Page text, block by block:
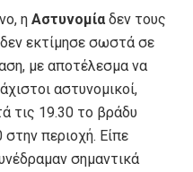
η Αστυνομία δεν τους
εκτίμησε σωστά σε
με αποτέλεσμα να
αστυνομικοί,
τις 19.30 το βράδυ
περιοχή. Είπε
σημαντικά